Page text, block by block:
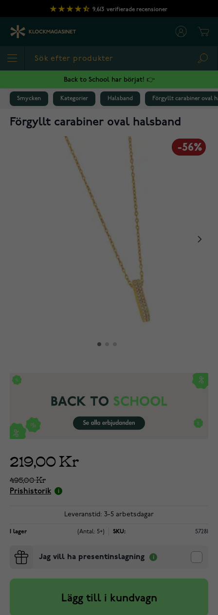
Hoppa till innehållet
9,613 verifierade recensioner
Back to School har börjat! 👉
Smycken Kategorier Halsband Förgyllt carabiner oval
Förgyllt carabiner oval halsband
-56%
219,00 Kr
495,00 Kr
Prishistorik
Leveranstid: 3-5 arbetsdagar
I lager (Antal: 5+) SKU: 57281
Jag vill ha presentinslagning
Lägg till i kundvagn